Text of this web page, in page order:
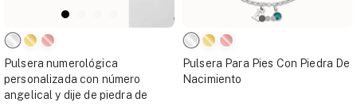
Pulsera numerológica
personalizada con número
angelical y dije de piedra de
Pulsera Para Pies Con Piedra De
Nacimiento